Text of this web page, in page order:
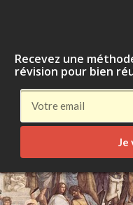
Aller
au
Recevez une
révision pour bien